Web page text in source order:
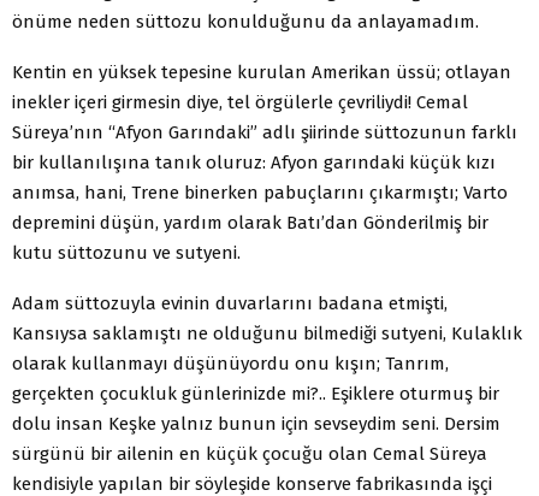
önüme neden süttozu konulduğunu da anlayamadım.
Kentin en yüksek tepesine kurulan Amerikan üssü; otlayan
inekler içeri girmesin diye, tel örgülerle çevriliydi! Cemal
Süreya’nın “Afyon Garındaki” adlı şiirinde süttozunun farklı
bir kullanılışına tanık oluruz: Afyon garındaki küçük kızı
anımsa, hani, Trene binerken pabuçlarını çıkarmıştı; Varto
depremini düşün, yardım olarak Batı’dan Gönderilmiş bir
kutu süttozunu ve sutyeni.
Adam süttozuyla evinin duvarlarını badana etmişti,
Kansıysa saklamıştı ne olduğunu bilmediği sutyeni, Kulaklık
olarak kullanmayı düşünüyordu onu kışın; Tanrım,
gerçekten çocukluk günlerinizde mi?.. Eşiklere oturmuş bir
dolu insan Keşke yalnız bunun için sevseydim seni. Dersim
sürgünü bir ailenin en küçük çocuğu olan Cemal Süreya
kendisiyle yapılan bir söyleşide konserve fabrikasında işçi